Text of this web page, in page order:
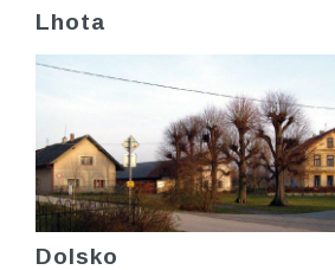
Lhota
Dolsko